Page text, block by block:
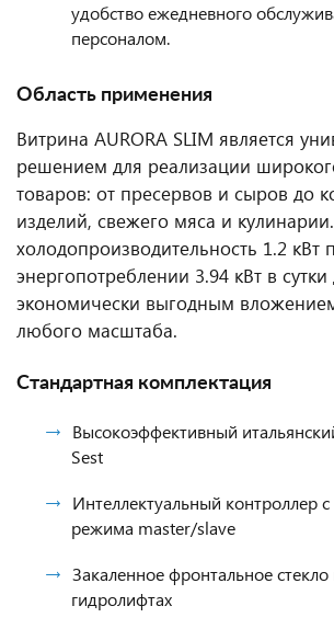
удобство ежедневного
персоналом.
Область применения
Витрина AURORA SLIM является
решением для реализации
товаров: от пресервов и сыров до
изделий, свежего мяса и
холодопроизводительность 1.2 кВт
энергопотреблении 3.94 кВт в сутки
экономически выгодным
любого масштаба.
Стандартная комплектация
Высокоэффективный
Sest
Интеллектуальный контроллер
режима master/slave
Закаленное фронтальное
гидролифтах